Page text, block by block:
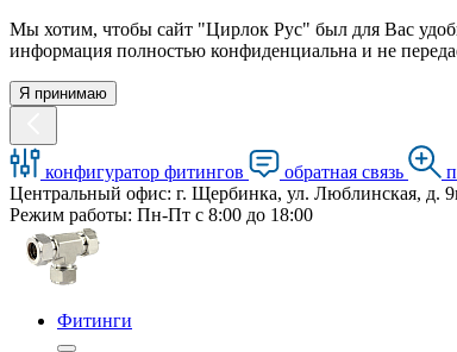
Мы хотим, чтобы сайт "Цирлок Рус" был для Вас
информация полностью конфиденциальна и не
Я принимаю
конфигуратор фитингов обратная связь
Центральный офис: г. Щербинка, ул. Люблинская, д.
Режим работы: Пн-Пт с 8:00 до 18:00
Фитинги